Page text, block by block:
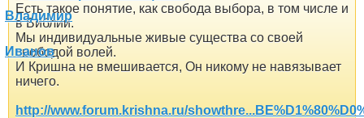
Есть такое понятие, как свобода выбора, в том числе и
в Библии.
Мы индивидуальные живые существа со своей
свободой волей.
И Кришна не вмешивается, Он никому не навязывает
ничего.
http://www.forum.krishna.ru/